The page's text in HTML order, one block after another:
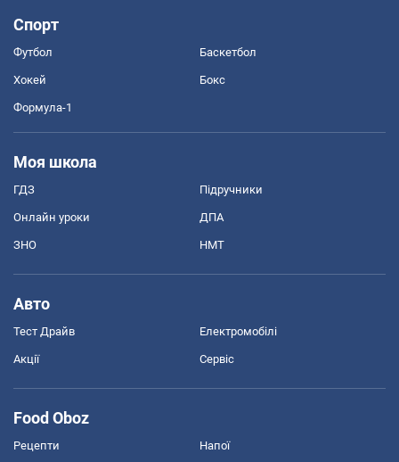
Спорт
Футбол Баскетбол
Хокей Бокс
Формула-1
Моя школа
ГДЗ Підручники
Онлайн уроки ДПА
ЗНО НМТ
Авто
Тест Драйв Електромобілі
Акції Сервіс
Food Oboz
Рецепти Напої